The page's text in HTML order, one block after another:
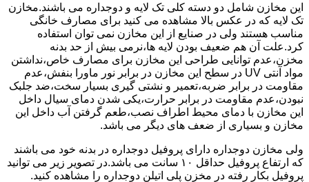
این مخازن شامل دو دسته کلی تک لایه و دوجداره می باشند.مخازن
تک لایه که در عکس بالا مشاهده می کنید برای مصارف خانگی
مناسب هستند ولی در صنایع از این مخازن نمی توان استفاده
کرد.علت آن هم ضعیف بودن لایه ها،نرمی بیش از حد بدنه
مخزن،عدم توانایی طراحی این مخازن برای مصارف خاص،نداشتن
مواد آنتی UV در سطح این مخازن در برابر نور ماورا بنفش،عدم
مقاومت در برابر ضربه،تعمیر و نشتی گیری بسیار سخت،ضد جلبک
نبودن،عدم مقاومت در برابر حرارت،یکی شدن دمای سیال داخل
این مخازن با دمای محیط اطراف نصب،طعم گرفتن آب داخل این
مخازن و بسیاری از ضعف های دیگر می باشد.
ولی مخازن دوجداره دارای پروفیل دوجداره در بدنه خود می باشند
که ارتفاع پروفیل حداقل ۱۰ سانت می باشد.در تصویر زیر می توانید
پروفیل بکار رفته در مخزن پلی اتیلن دوجداره را مشاهده کنید.